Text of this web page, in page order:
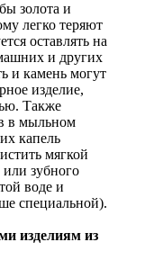
золота и
легко теряют
оставлять на
и других
и камень могут
изделие,
Также
в мыльном
капель
мягкой
зубного
воде и
специальной).
изделиям из